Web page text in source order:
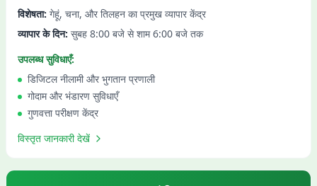
विशेषता: गेहूं, चना, और तिलहन का प्रमुख व्यापार केंद्र
व्यापार के दिन: सुबह 8:00 बजे से शाम 6:00 बजे तक
उपलब्ध सुविधाएँ:
डिजिटल नीलामी और भुगतान प्रणाली
गोदाम और भंडारण सुविधाएँ
गुणवत्ता परीक्षण केंद्र
विस्तृत जानकारी देखें